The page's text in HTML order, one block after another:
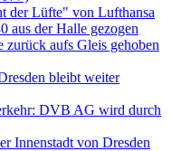
der Lüfte" von Lufthansa
aus der Halle gezogen
aufs Gleis gehoben
bleibt weiter
DVB AG wird durch
Innenstadt von Dresden